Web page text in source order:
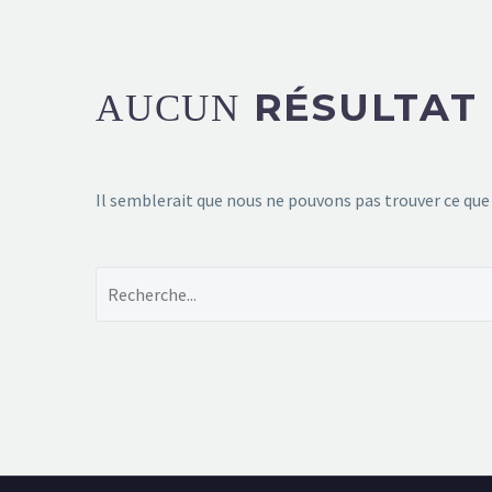
AUCUN RÉSULTAT
Il semblerait que nous ne pouvons pas trouver ce